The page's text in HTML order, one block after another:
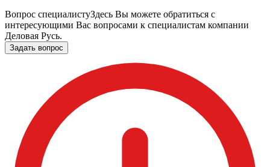
Вопрос специалистуЗдесь Вы можете обратиться с
интересующими Вас вопросами к специалистам компании
Деловая Русь.
Задать вопрос